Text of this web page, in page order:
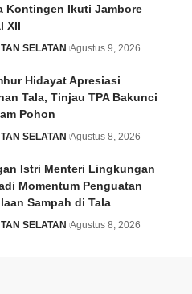
Kontingen Ikuti Jambore
XII
SELATAN Agustus 9, 2026
Hidayat Apresiasi
Tala, Tinjau TPA Bakunci
Pohon
SELATAN Agustus 8, 2026
Istri Menteri Lingkungan
Momentum Penguatan
Sampah di Tala
SELATAN Agustus 8, 2026